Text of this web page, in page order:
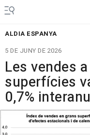
ALDIA ESPANYA
5 DE JUNY DE 2026
Les vendes
superfícies
0,7%